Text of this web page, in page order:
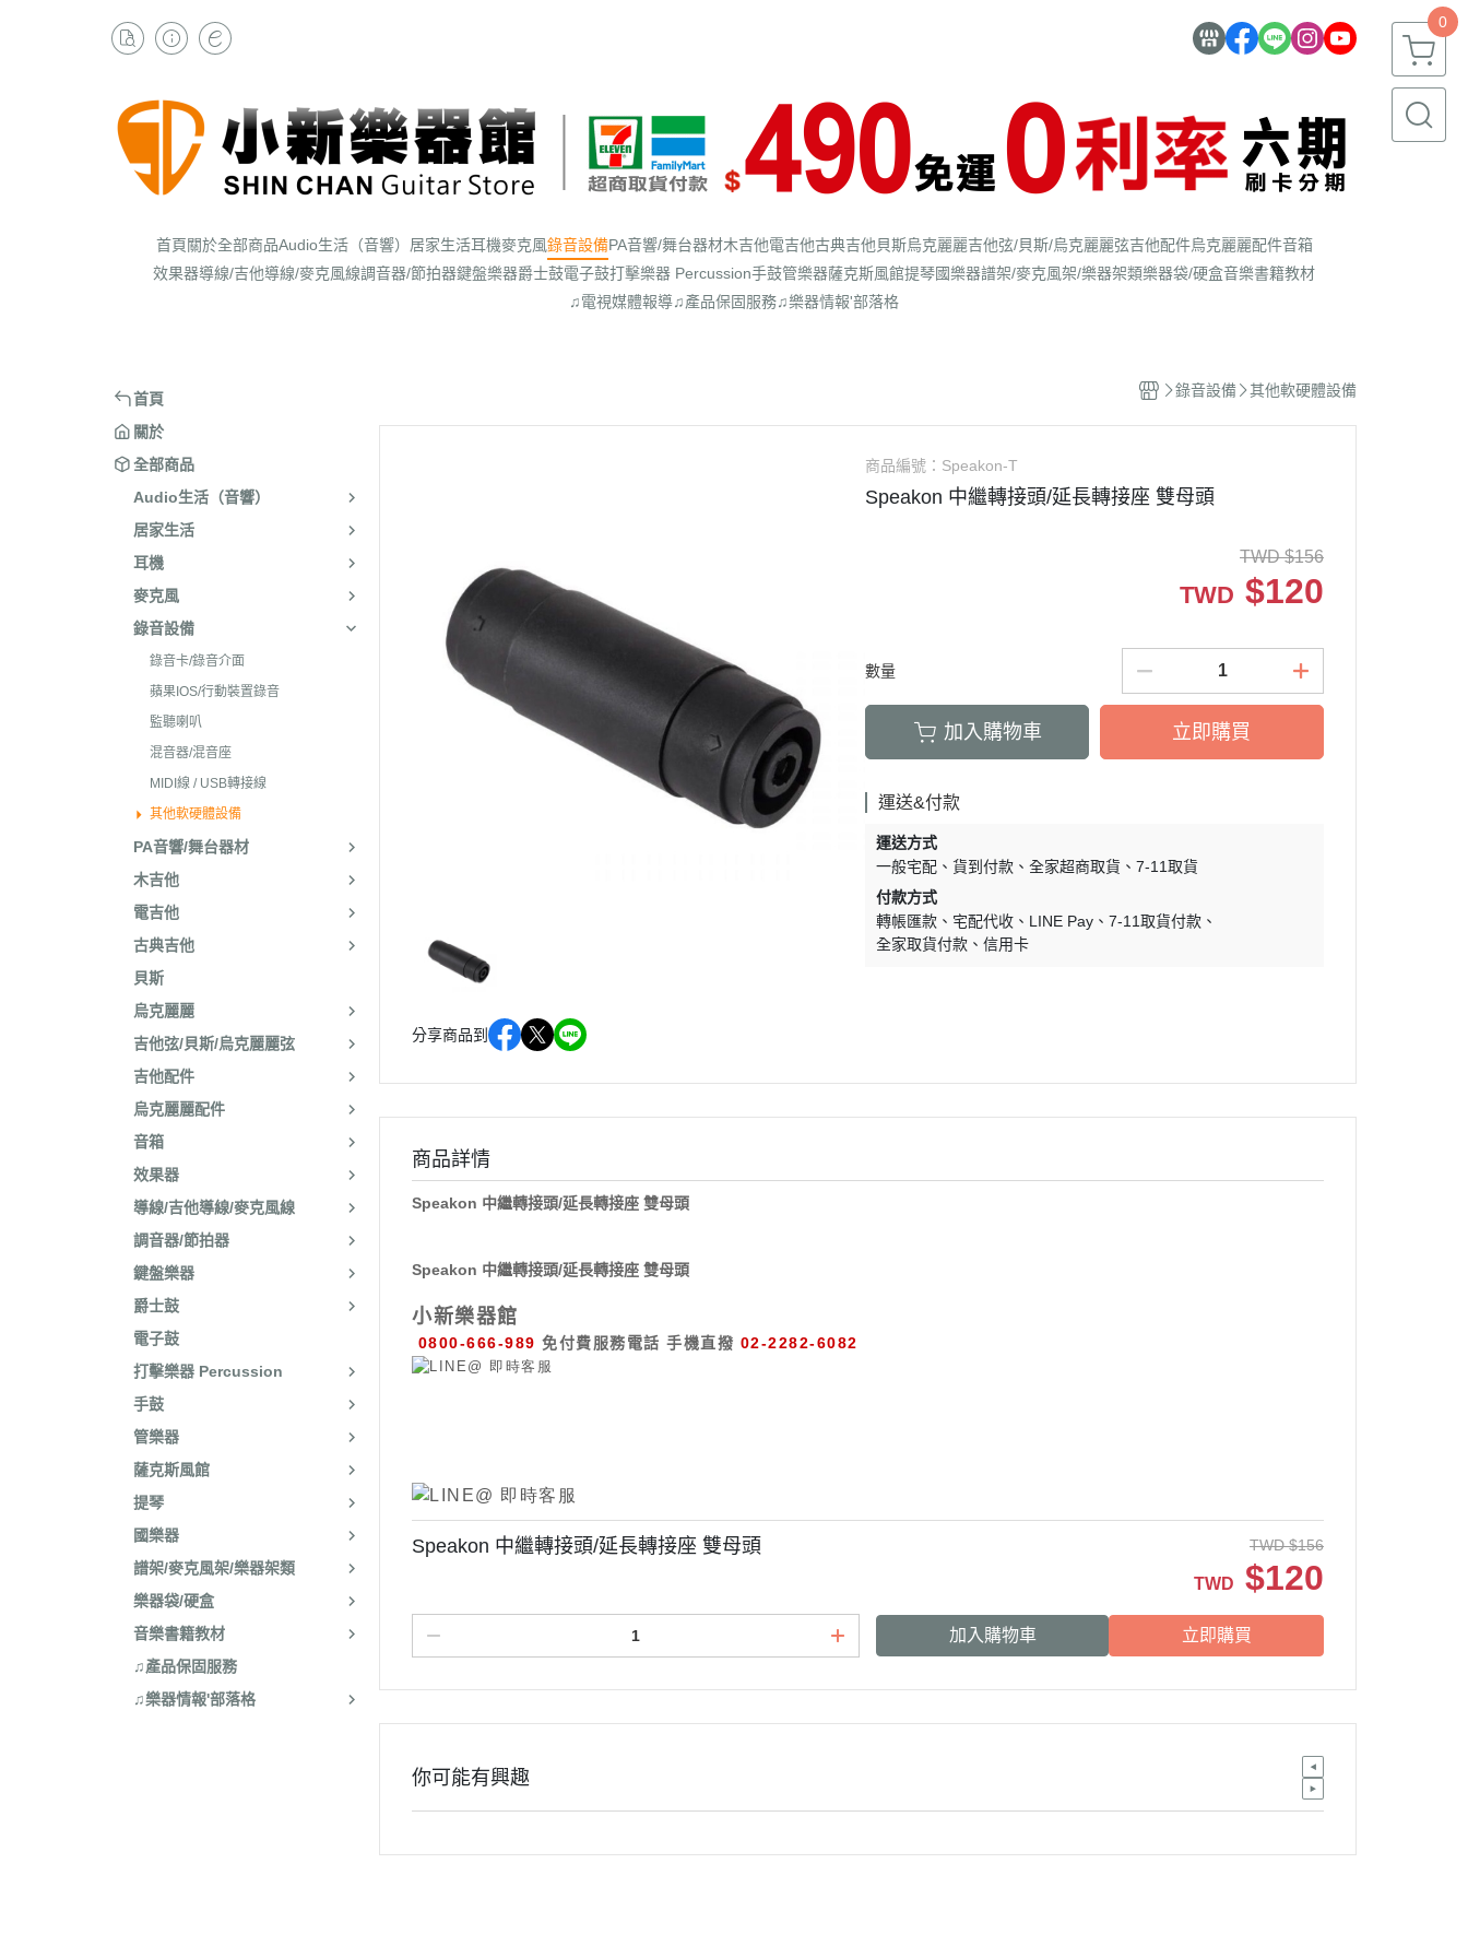
0
首頁關於全部商品Audio生活（音響） 居家生活耳機麥克風錄音設備PA音響/舞台器材木吉他電吉他古典吉他貝斯烏克麗麗吉他弦/貝斯/烏克麗麗弦吉他配件烏克麗麗配件音箱
效果器導線/吉他導線/麥克風線調音器/節拍器鍵盤樂器爵士鼓電子鼓打擊樂器 Percussion手鼓管樂器薩克斯風館提琴國樂器譜架/麥克風架/樂器架類樂器袋/硬盒音樂書籍教材
♫電視媒體報導♫產品保固服務♫樂器情報'部落格
首頁
關於
全部商品
Audio生活（音響）
居家生活
耳機
麥克風
錄音設備
錄音卡/錄音介面
蘋果IOS/行動裝置錄音
監聽喇叭
混音器/混音座
MIDI線 / USB轉接線
其他軟硬體設備
PA音響/舞台器材
木吉他
電吉他
古典吉他
貝斯
烏克麗麗
吉他弦/貝斯/烏克麗麗弦
吉他配件
烏克麗麗配件
音箱
效果器
導線/吉他導線/麥克風線
調音器/節拍器
鍵盤樂器
爵士鼓
電子鼓
打擊樂器 Percussion
手鼓
管樂器
薩克斯風館
提琴
國樂器
譜架/麥克風架/樂器架類
樂器袋/硬盒
音樂書籍教材
♫產品保固服務
♫樂器情報'部落格
錄音設備 其他軟硬體設備
分享商品到
商品編號： Speakon-T
Speakon 中繼轉接頭/延長轉接座 雙母頭
TWD $156
TWD $120
數量
加入購物車 立即購買
運送&付款
運送方式
一般宅配
貨到付款 全家超商取貨
7-11取貨
付款方式
轉帳匯款
宅配代收 LINE Pay
7-11取貨付款
全家取貨付款
信用卡
商品詳情
Speakon 中繼轉接頭/延長轉接座 雙母頭
Speakon 中繼轉接頭/延長轉接座 雙母頭
小新樂器館
0800-666-989 免付費服務電話 手機直撥 02-2282-6082
Speakon 中繼轉接頭/延長轉接座 雙母頭 TWD $156
TWD $120
加入購物車 立即購買
你可能有興趣